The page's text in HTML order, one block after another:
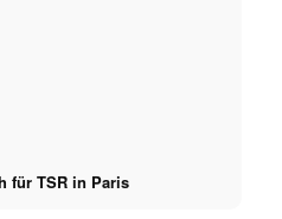
für TSR in Paris